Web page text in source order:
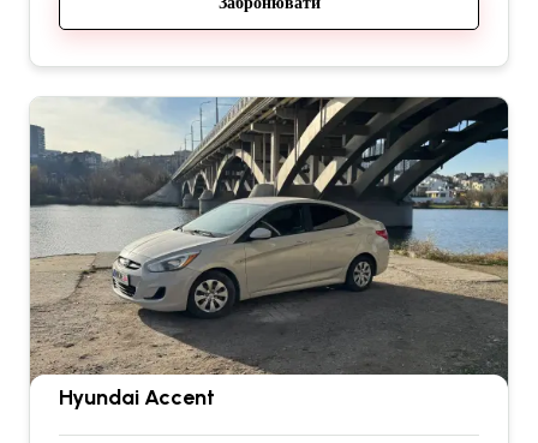
Hyundai Accent